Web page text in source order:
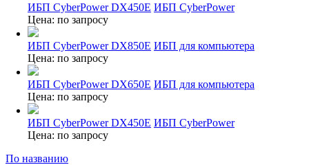
ИБП CyberPower DX450E ИБП CyberPower
Цена: по запросу
ИБП CyberPower DX850E ИБП для компьютера
Цена: по запросу
ИБП CyberPower DX650E ИБП для компьютера
Цена: по запросу
ИБП CyberPower DX450E ИБП CyberPower
Цена: по запросу
По названию